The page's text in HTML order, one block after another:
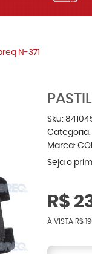
N-371
Sku:
Categoria:
Marca:
Seja o
R$
À VISTA R$